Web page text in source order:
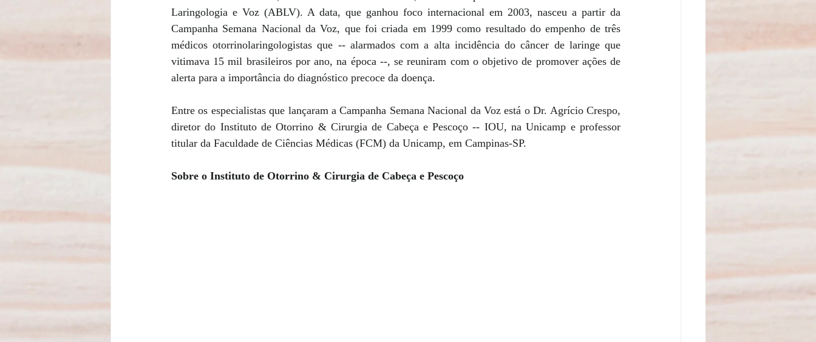
Laringologia e Voz (ABLV). A data, que ganhou foco internacional em 2003, nasceu a partir da
Campanha Semana Nacional da Voz, que foi criada em 1999 como resultado do empenho de três
médicos otorrinolaringologistas que -- alarmados com a alta incidência do câncer de laringe que
vitimava 15 mil brasileiros por ano, na época --, se reuniram com o objetivo de promover ações de
alerta para a importância do diagnóstico precoce da doença.
Entre os especialistas que lançaram a Campanha Semana Nacional da Voz está o Dr. Agrício Crespo,
diretor do Instituto de Otorrino & Cirurgia de Cabeça e Pescoço -- IOU, na Unicamp e professor
titular da Faculdade de Ciências Médicas (FCM) da Unicamp, em Campinas-SP.
Sobre o Instituto de Otorrino & Cirurgia de Cabeça e Pescoço